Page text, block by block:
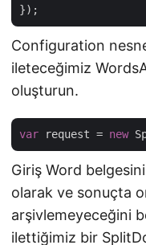
});
Configuration
ileteceğimiz
oluşturun.
var request = new
Giriş Word
olarak ve sonuçta
arşivlemeyeceğini
ilettiğimiz bir